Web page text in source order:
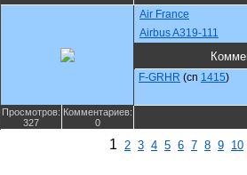
Air France
Airbus A319-111
F-GRHR (cn 1415)
Просмотров:
327
Комментариев:
0
1 2 3 4 5 6 7 8 9 10